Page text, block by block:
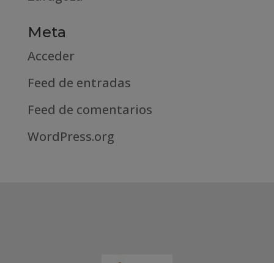
Meta
Acceder
Feed de entradas
Feed de comentarios
WordPress.org